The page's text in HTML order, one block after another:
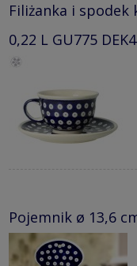
Filiżanka i spodek
0,22 L GU775
Pojemnik ø 13,6